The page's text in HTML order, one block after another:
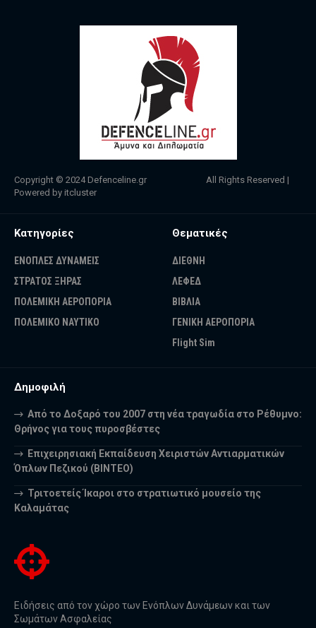
Copyright © 2024 Defenceline.gr All Rights Reserved |
Powered by itcluster
Κατηγορίες
ΕΝΟΠΛΕΣ ΔΥΝΑΜΕΙΣ
ΣΤΡΑΤΟΣ ΞΗΡΑΣ
ΠΟΛΕΜΙΚΗ ΑΕΡΟΠΟΡΙΑ
ΠΟΛΕΜΙΚΟ ΝΑΥΤΙΚΟ
Θεματικές
ΔΙΕΘΝΗ
ΛΕΦΕΔ
ΒΙΒΛΙΑ
ΓΕΝΙΚΗ ΑΕΡΟΠΟΡΙΑ
Flight Sim
Δημοφιλή
Από το Δοξαρό του 2007 στη νέα τραγωδία στο Ρέθυμνο:
Θρήνος για τους πυροσβέστες
Επιχειρησιακή Εκπαίδευση Χειριστών Αντιαρματικών
Όπλων Πεζικού (ΒΙΝΤΕΟ)
Τριτοετείς Ίκαροι στο στρατιωτικό μουσείο της
Καλαμάτας
Ειδήσεις από τον χώρο των Ενόπλων Δυνάμεων και των
Σωμάτων Ασφαλείας